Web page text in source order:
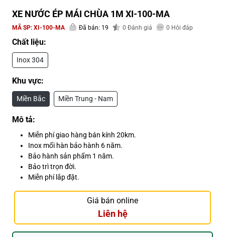
XE NƯỚC ÉP MÁI CHÙA 1M XI-100-MA
MÃ SP: XI-100-MA Đã bán: 19 0 Đánh giá 0 Hỏi đáp
Chất liệu:
Inox 304
Khu vực:
Miền Bắc Miền Trung - Nam
Mô tả:
Miễn phí giao hàng bán kính 20km.
Inox mối hàn bảo hành 6 năm.
Bảo hành sản phẩm 1 năm.
Bảo trì trọn đời.
Miễn phí lắp đặt.
Giá bán online
Liên hệ